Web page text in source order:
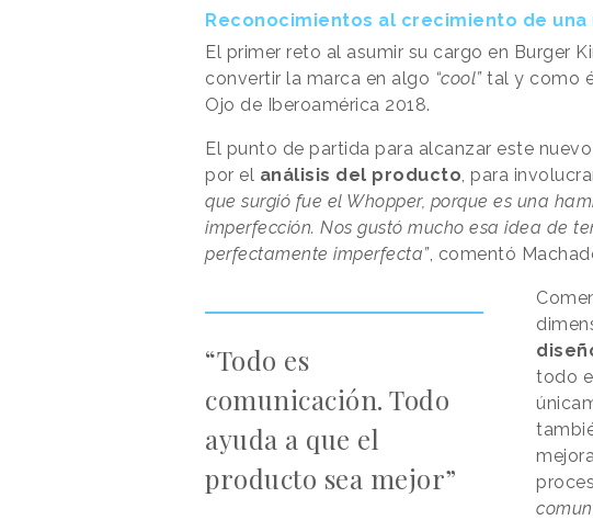
Reconocimientos al crecimiento de una
El primer reto al asumir su cargo en Burger
convertir la marca en algo “cool”tal y como
Ojo de Iberoamérica 2018.
El punto de partida para alcanzar este
por el análisis del producto , para
que surgió fue el Whopper, porque es una
imperfección. Nos gustó mucho esa idea de
perfectamente imperfecta”, comentó
“Todo es
comunicación. Todo
ayuda a que el
producto sea mejor”
todo